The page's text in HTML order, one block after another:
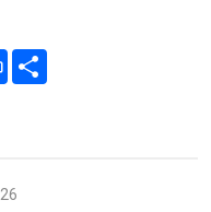
Print